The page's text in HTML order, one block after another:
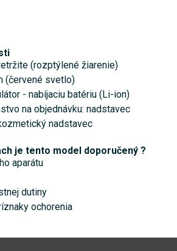
(rozptýlené žiarenie)
(červené svetlo)
- nabíjaciu batériu (Li-ion)
na objednávku: nadstavec
nadstavec
je tento model doporučený ?
aparátu
dutiny
ochorenia